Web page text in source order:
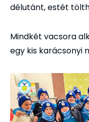
délutánt, estét
Mindkét vacsora
egy kis karácsonyi